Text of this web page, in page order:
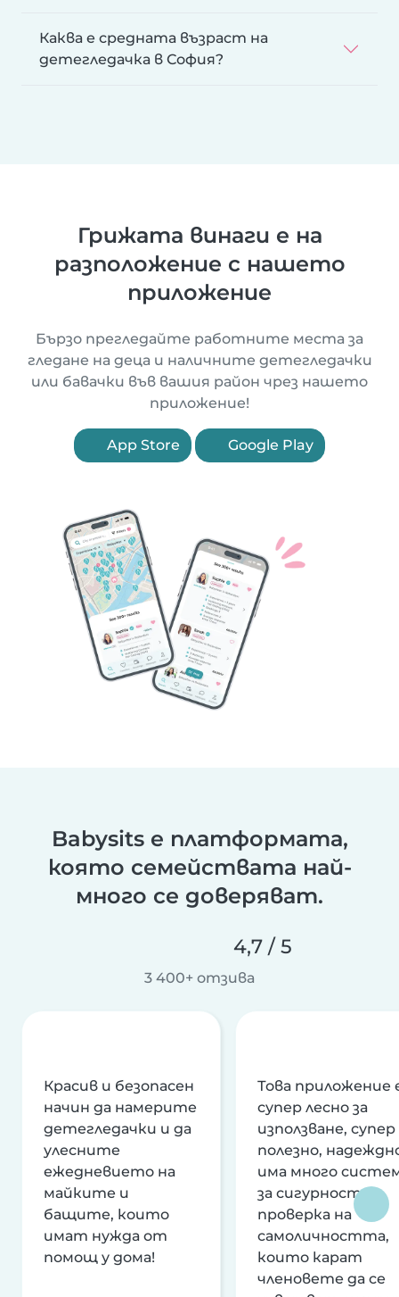
Каква е средната възраст на
детегледачка в София?
Грижата винаги е на
разположение с нашето
приложение
Бързо прегледайте работните места за
гледане на деца и наличните детегледачки
или бавачки във вашия район чрез нашето
приложение!
App Store Google Play
Babysits е платформата,
която семействата най-
много се доверяват.
4,7 / 5
3 400+ отзива
Красив и безопасен
начин да намерите
детегледачки и да
улесните
ежедневието на
майките и
бащите, които
имат нужда от
помощ у дома!
Това приложение
супер лесно за
използване, супер
полезно,
има много
за сигурност и
проверка на
самоличността,
които карат
членовете да се